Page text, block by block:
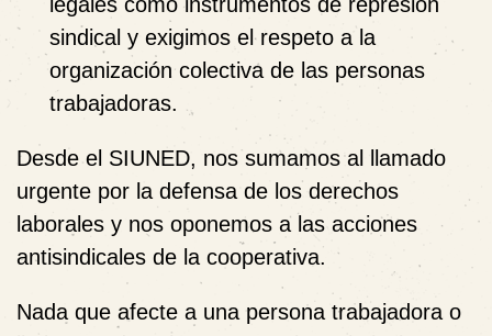
sindical y exigimos el respeto a la
organización colectiva de las personas
trabajadoras.
Desde el SIUNED, nos sumamos al llamado
urgente por la defensa de los derechos
laborales y nos oponemos a las acciones
antisindicales de la cooperativa.
Nada que afecte a una persona trabajadora o